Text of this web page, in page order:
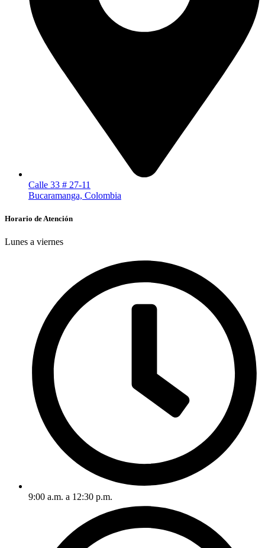
Calle 33 # 27-11
Bucaramanga, Colombia
Horario de Atención
Lunes a viernes
9:00 a.m. a 12:30 p.m.